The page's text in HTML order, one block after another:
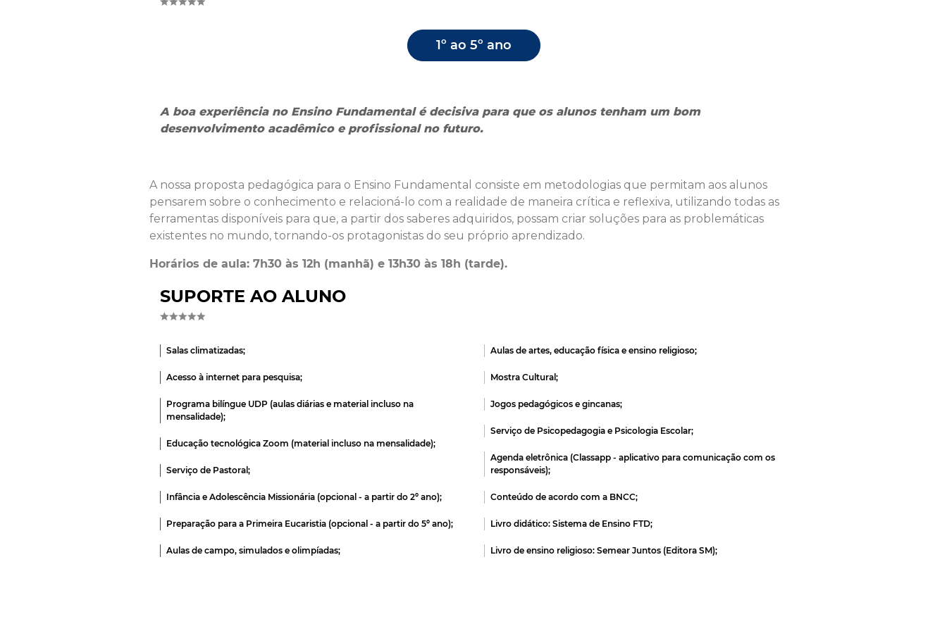
1º ao 5º ano
A boa experiência no Ensino Fundamental é decisiva para que os alunos tenham um bom
desenvolvimento acadêmico e profissional no futuro.
A nossa proposta pedagógica para o Ensino Fundamental consiste em metodologias que permitam aos alunos
pensarem sobre o conhecimento e relacioná-lo com a realidade de maneira crítica e reflexiva, utilizando todas as
ferramentas disponíveis para que, a partir dos saberes adquiridos, possam criar soluções para as problemáticas
existentes no mundo, tornando-os protagonistas do seu próprio aprendizado.
Horários de aula: 7h30 às 12h (manhã) e 13h30 às 18h (tarde).
SUPORTE AO ALUNO
Salas climatizadas;
Acesso à internet para pesquisa;
Programa bilíngue UDP (aulas diárias e material incluso na
mensalidade);
Educação tecnológica Zoom (material incluso na mensalidade);
Serviço de Pastoral;
Infância e Adolescência Missionária (opcional - a partir do 2º ano);
Preparação para a Primeira Eucaristia (opcional - a partir do 5º ano);
Aulas de campo, simulados e olimpíadas;
Aulas de artes, educação física e ensino religioso;
Mostra Cultural;
Jogos pedagógicos e gincanas;
Serviço de Psicopedagogia e Psicologia Escolar;
Agenda eletrônica (Classapp - aplicativo para comunicação com os
responsáveis);
Conteúdo de acordo com a BNCC;
Livro didático: Sistema de Ensino FTD;
Livro de ensino religioso: Semear Juntos (Editora SM);